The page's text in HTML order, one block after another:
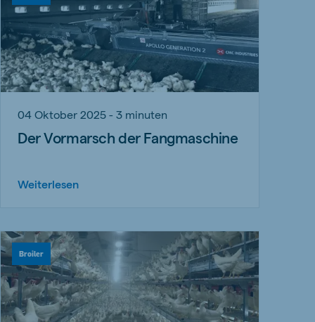
04 Oktober 2025 - 3 minuten
Der Vormarsch der Fangmaschine
Weiterlesen
Broiler